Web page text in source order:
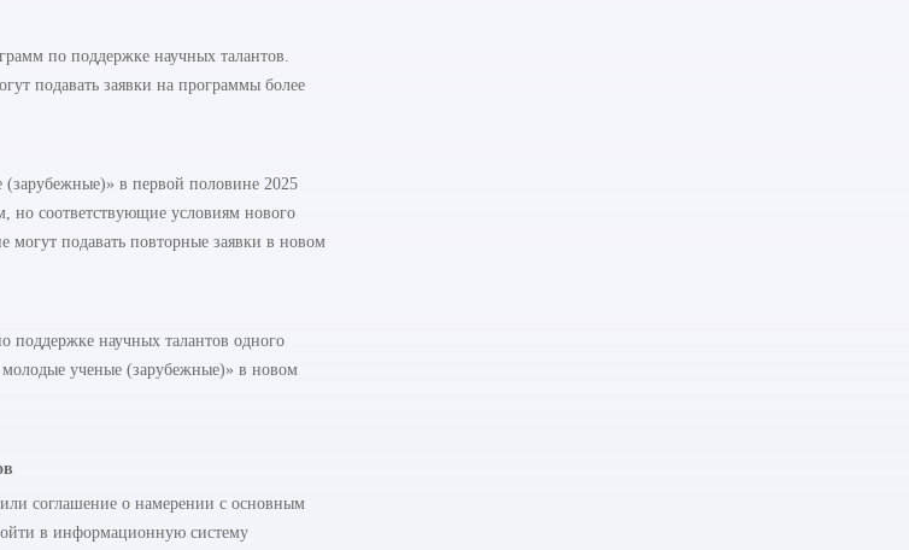
по поддержке научных талантов.
подавать заявки на программы более
в первой половине 2025
но соответствующие условиям нового
могут подавать повторные заявки в новом
поддержке научных талантов одного
молодые ученые (зарубежные)» в новом
соглашение о намерении с основным
в информационную систему